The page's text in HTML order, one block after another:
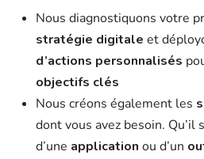
Nous diagnostiquons votre
stratégie digitale et
d’actions personnalisés
objectifs clés
Nous créons également les
dont vous avez besoin. Qu’il
d’une application ou d’un